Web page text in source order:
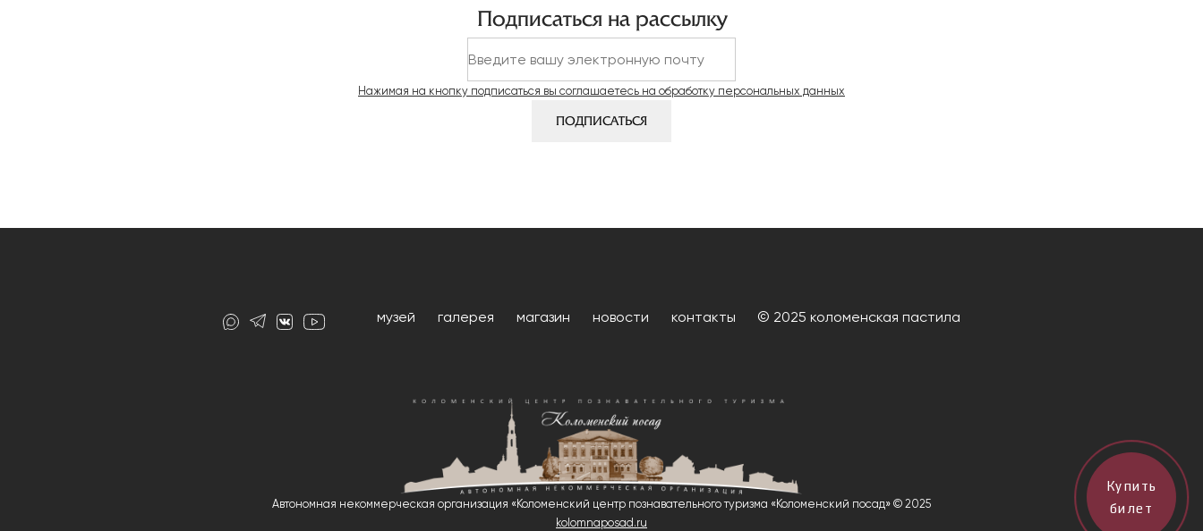
Подписаться на рассылку
Нажимая на кнопку подписаться вы соглашаетесь на обработку персональных данных
ПОДПИСАТЬСЯ
музей галерея магазин новости контакты © 2025 коломенская пастила
Автономная некоммерческая организация «Коломенский центр познавательного туризма «Коломенский посад» © 2025
kolomnaposad.ru
Купить
билет